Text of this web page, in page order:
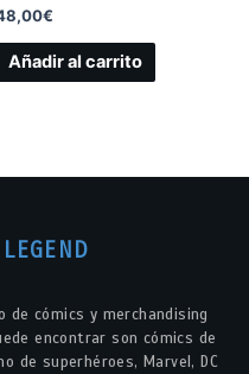
€
Añadir al carrito
de cómics y merchandising
encontrar son cómics de
de superhéroes, Marvel, DC